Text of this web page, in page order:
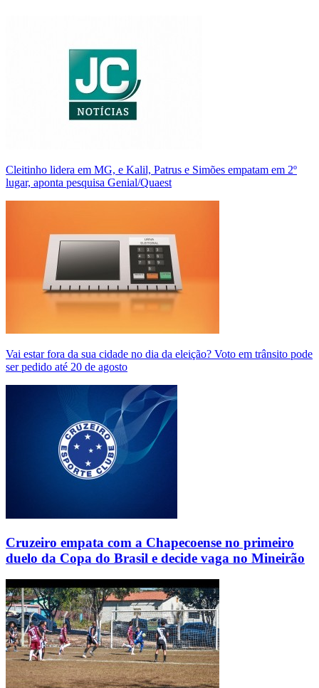
Cleitinho lidera em MG, e Kalil, Patrus e Simões empatam em 2º
lugar, aponta pesquisa Genial/Quaest
Vai estar fora da sua cidade no dia da eleição? Voto em trânsito pode
ser pedido até 20 de agosto
Cruzeiro empata com a Chapecoense no primeiro
duelo da Copa do Brasil e decide vaga no Mineirão